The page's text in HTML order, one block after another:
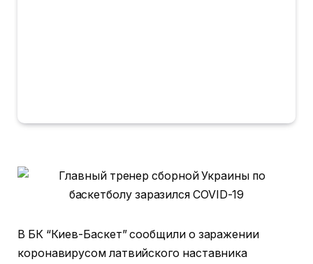
В БК “Киев-Баскет” сообщили о заражении
коронавирусом латвийского наставника